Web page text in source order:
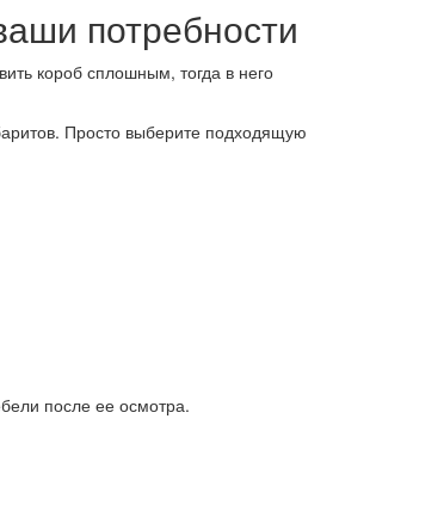
потребности
короб сплошным, тогда в него
Просто выберите подходящую
после ее осмотра.